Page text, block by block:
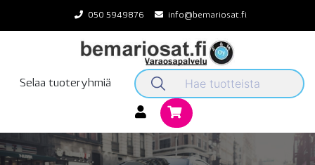
content
050 5949876 info@bemariosat.fi
Selaa tuoteryhmiä